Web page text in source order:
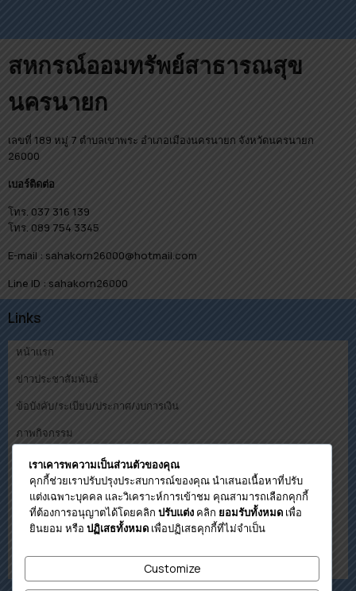
สหกรณ์ออมทรัพย์สาธารณสุข
นครนายก
เลขที่ 189 หมู่ 7 ตำบลเขาพระ อำเภอเมืองนครนายก จังหวัดนครนายก
26000
เบอร์ติดต่อ
โทร. 037 316 139
โทร. 089 754 3345
E-mail : sahakorn26000@hotmail.com
Line ID : sahakorn26000
Links
หน้าแรก
ข่าวประชาสัมพันธ์
ข้อบังคับ/ระเบียบ/ประกาศ/งบการเงิน
ภาพกิจกรรม
คณะกรรมการ
ดาวน์โหลด
โปรแกรมคำนวนวงเงินกู้เบื้องต้น
เราเคารพความเป็นส่วนตัวของคุณ
คุกกี้ช่วยเราปรับปรุงประสบการณ์ของคุณ นำเสนอเนื้อหาที่ปรับ
แต่งเฉพาะบุคคล และวิเคราะห์การเข้าชม คุณสามารถเลือกคุกกี้
ที่ต้องการอนุญาตได้โดยคลิก ปรับแต่ง คลิก ยอมรับทั้งหมด เพื่อ
ยินยอม หรือ ปฏิเสธทั้งหมด เพื่อปฏิเสธคุกกี้ที่ไม่จำเป็น
Customize